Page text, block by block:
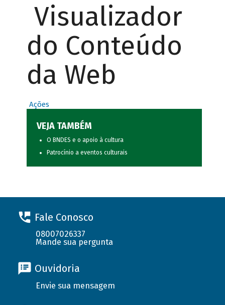
Visualizador
do Conteúdo
da Web
Ações
VEJA TAMBÉM
O BNDES e o apoio à cultura
Patrocínio a eventos culturais
Fale Conosco
08007026337
Mande sua pergunta
Ouvidoria
Envie sua mensagem